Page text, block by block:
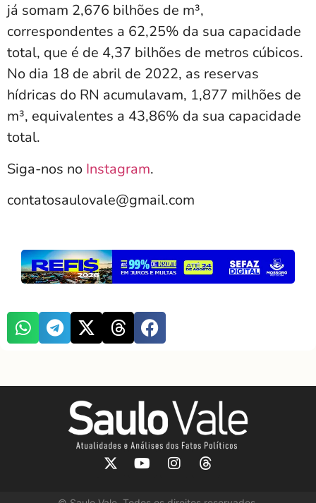
já somam 2,676 bilhões de m³,
correspondentes a 62,25% da sua capacidade
total, que é de 4,37 bilhões de metros cúbicos.
No dia 18 de abril de 2022, as reservas
hídricas do RN acumulavam, 1,877 milhões de
m³, equivalentes a 43,86% da sua capacidade
total.
Siga-nos no Instagram.
contatosaulovale@gmail.com